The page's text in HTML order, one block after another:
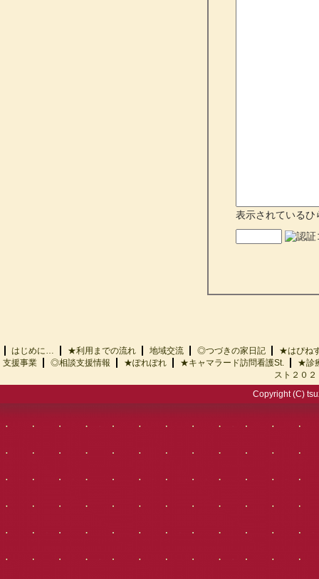
表示されているひ
はじめに… ★利用までの流れ 地域交流 ◎つづきの家日記
★はぴ
支援事業
◎相談支援情報 ★ぽれぽれ ★キャマラード訪問看護St.
★診
スト２０２
Copyright (C)